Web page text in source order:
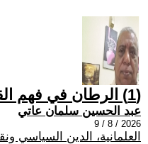
(1) الرطان في فهم القران.....7
عبد الحسين سلمان عاتي
2026 / 8 / 9
العلمانية، الدين السياسي